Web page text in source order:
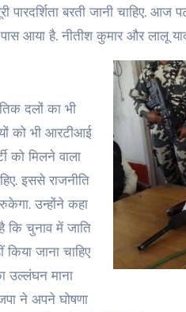
पारदर्शिता बरती जानी चाहिए. आज
आया है. नीतीश कुमार और लालू
दलों का भी
को भी आरटीआई
को मिलने वाला
इससे राजनीति
उन्‍होंने कहा
कि चुनाव में जाति
जाना चाहिए
उल्‍लंघन माना
ने अपने घोषणा